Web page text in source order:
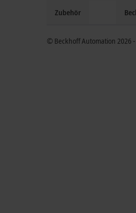
Zubehör
© Beckhoff Automation 2026 -